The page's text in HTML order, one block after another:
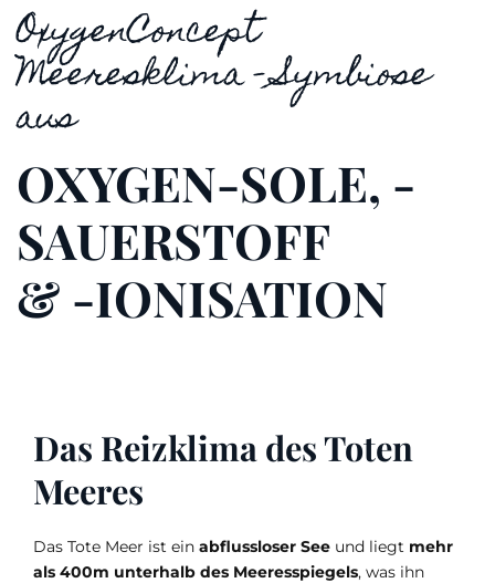
OxygenConcept
Meeresklima - Symbiose
aus
OXYGEN-SOLE, -
SAUERSTOFF
& -IONISATION
Das Reizklima des Toten
Meeres
Das Tote Meer ist ein abflussloser See und liegt mehr
als 400m unterhalb des Meeresspiegels, was ihn